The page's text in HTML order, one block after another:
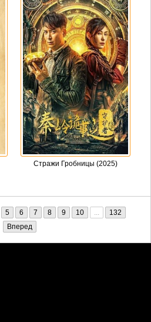
Стражи Гробницы (2025)
5 6 7 8 9 10 ...
132
Вперед